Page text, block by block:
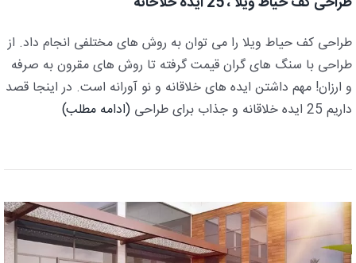
طراحی کف حیاط ویلا را می توان به روش های مختلفی انجام داد. از
طراحی با سنگ های گران قیمت گرفته تا روش های مقرون به صرفه
و ارزان! مهم داشتن ایده های خلاقانه و نو آورانه است. در اینجا قصد
داریم 25 ایده خلاقانه و جذاب برای طراحی
(ادامه مطلب)